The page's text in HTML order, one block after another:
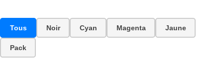
Tous Noir Cyan Magenta Jaune
Pack